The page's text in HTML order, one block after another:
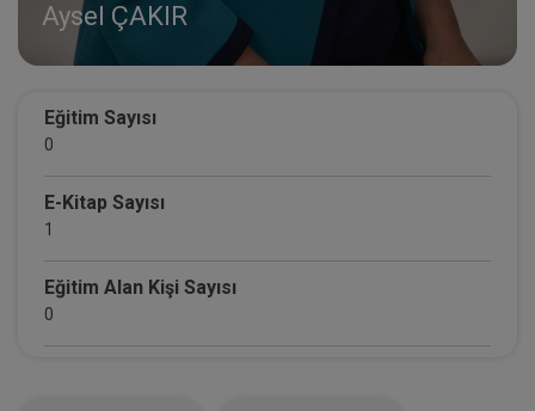
Aysel ÇAKIR
Eğitim Sayısı
0
E-Kitap Sayısı
1
Eğitim Alan Kişi Sayısı
0